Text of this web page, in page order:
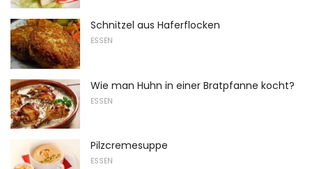
Schnitzel aus Haferflocken
ESSEN
Wie man Huhn in einer Bratpfanne kocht?
ESSEN
Pilzcremesuppe
ESSEN